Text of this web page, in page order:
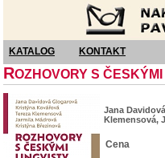
KATALOG KONTAKT
ROZHOVORY S
Jana
Klemensová,
Cena